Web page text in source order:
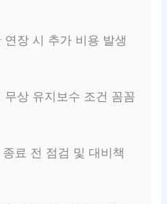
연장 시 추가 비용 발생
무상 유지보수 조건 꼼꼼
료 전 점검 및 대비책